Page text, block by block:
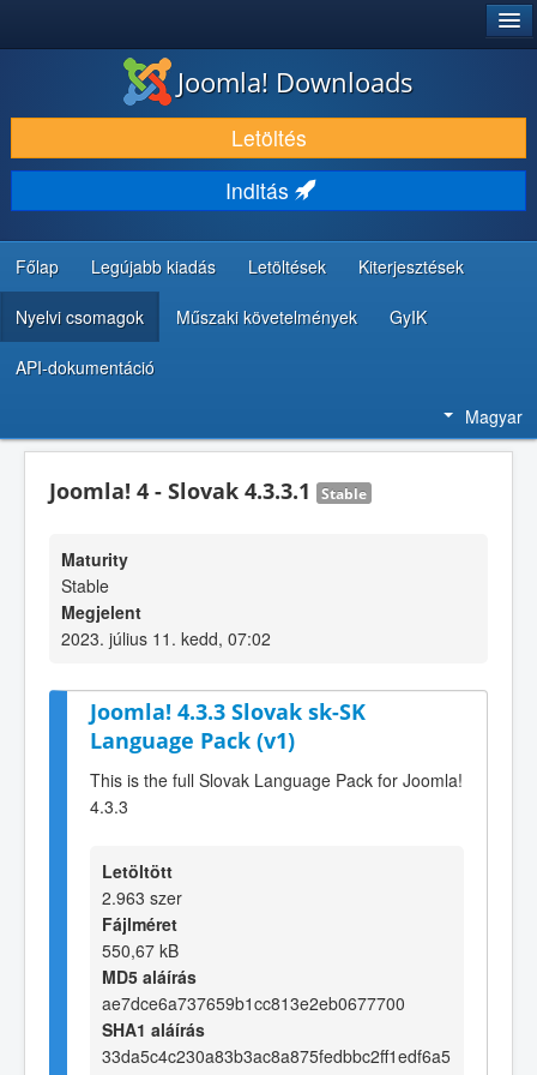
LETÖLTÉS ÉS KITERJESZTÉS
FEDEZZE FEL ÉS TANULJA MEG
KÖZÖSSÉG ÉS TÁMOGATÁS
FEJLESZTŐI ERŐFORRÁSOK
Joomla! Downloads
Letöltés
Inditás
Főlap Legújabb kiadás Letöltések Kiterjesztések
Nyelvi csomagok Műszaki követelmények GyIK
API-dokumentáció
Magyar
Joomla! 4 - Slovak 4.3.3.1 Stable
Maturity
Stable
Megjelent
2023. július 11. kedd, 07:02
Joomla! 4.3.3 Slovak sk-SK
Language Pack (v1)
This is the full Slovak Language Pack for Joomla!
4.3.3
Letöltött
2.963 szer
Fájlméret
550,67 kB
MD5 aláírás
ae7dce6a737659b1cc813e2eb0677700
SHA1 aláírás
33da5c4c230a83b3ac8a875fedbbc2ff1edf6a5